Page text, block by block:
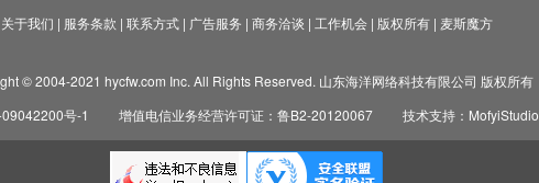
关于我们 | 服务条款 | 联系方式| 广告服务 | 商务洽谈 | 工作机会| 版权所有| 麦斯魔方
© 2004-2021 hycfw.com Inc. All Rights Reserved. 山东海洋网络科技有限公司 版权所有
号-1
增值电信业务经营许可证：鲁B2-20120067 技术支持：MofyiStudio